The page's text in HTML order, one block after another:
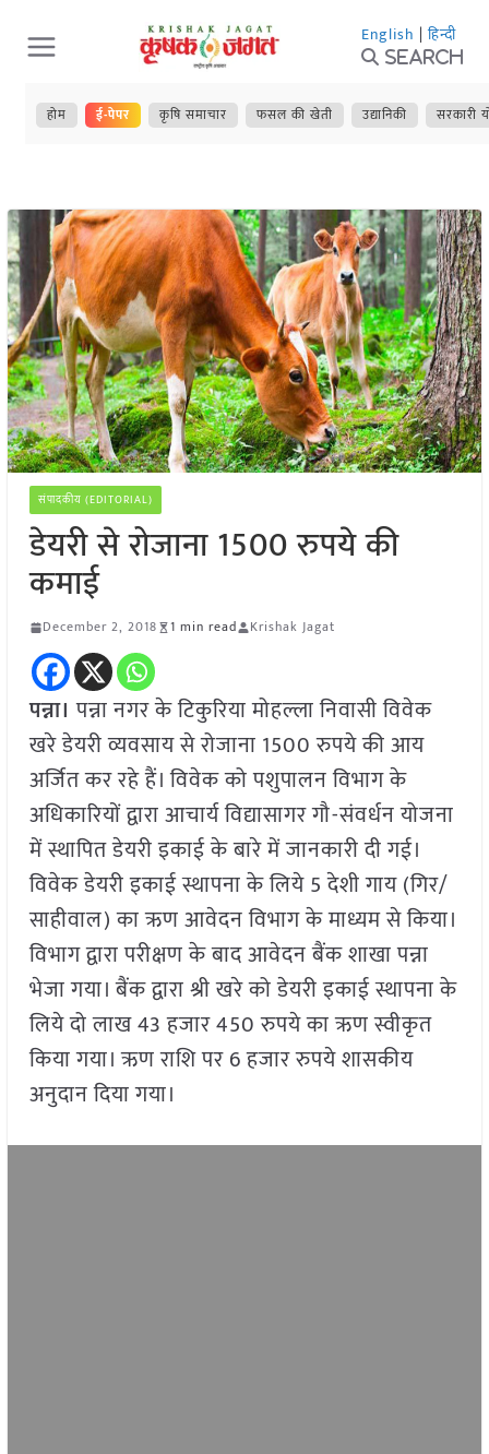
Skip
to
content
English | हिन्दी
Search
होम ई-पेपर कृषि समाचार फसल की खेती उद्यानिकी सरकारी
संपादकीय (EDITORIAL)
डेयरी से रोजाना 1500 रुपये की
कमाई
December 2, 2018 1 min read Krishak Jagat
पन्ना। पन्ना नगर के टिकुरिया मोहल्ला निवासी विवेक
खरे डेयरी व्यवसाय से रोजाना 1500 रुपये की आय
अर्जित कर रहे हैं। विवेक को पशुपालन विभाग के
अधिकारियों द्वारा आचार्य विद्यासागर गौ-संवर्धन योजना
में स्थापित डेयरी इकाई के बारे में जानकारी दी गई।
विवेक डेयरी इकाई स्थापना के लिये 5 देशी गाय (गिर/
साहीवाल) का ऋण आवेदन विभाग के माध्यम से किया।
विभाग द्वारा परीक्षण के बाद आवेदन बैंक शाखा पन्ना
भेजा गया। बैंक द्वारा श्री खरे को डेयरी इकाई स्थापना के
लिये दो लाख 43 हजार 450 रुपये का ऋण स्वीकृत
किया गया। ऋण राशि पर 6 हजार रुपये शासकीय
अनुदान दिया गया।